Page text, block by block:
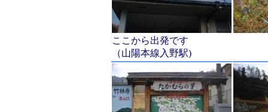
ここから出発です
（山陽本線入野駅)